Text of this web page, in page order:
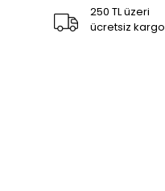
250 TL üzeri
ücretsiz kargo